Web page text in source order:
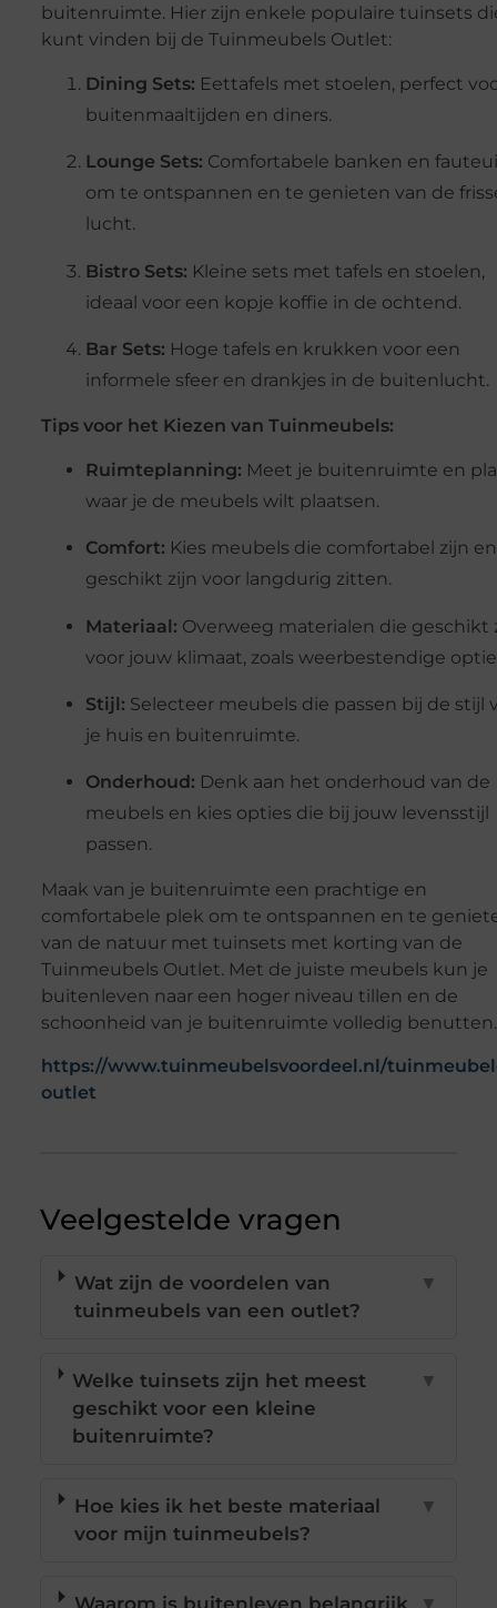
buitenruimte. Hier zijn enkele populaire tuinsets
kunt vinden bij de Tuinmeubels Outlet:
Dining Sets: Eettafels met stoelen, perfect
buitenmaaltijden en diners.
Lounge Sets: Comfortabele banken en
om te ontspannen en te genieten van de
lucht.
Bistro Sets: Kleine sets met tafels en stoelen,
ideaal voor een kopje koffie in de ochtend.
Bar Sets: Hoge tafels en krukken voor een
informele sfeer en drankjes in de buitenlucht.
Tips voor het Kiezen van Tuinmeubels:
Ruimteplanning: Meet je buitenruimte en
waar je de meubels wilt plaatsen.
Comfort: Kies meubels die comfortabel zijn en
geschikt zijn voor langdurig zitten.
Materiaal: Overweeg materialen die geschikt
voor jouw klimaat, zoals weerbestendige
Stijl: Selecteer meubels die passen bij de stijl
je huis en buitenruimte.
Onderhoud: Denk aan het onderhoud van de
meubels en kies opties die bij jouw levensstijl
passen.
Maak van je buitenruimte een prachtige en
comfortabele plek om te ontspannen en te
van de natuur met tuinsets met korting van de
Tuinmeubels Outlet. Met de juiste meubels kun je
buitenleven naar een hoger niveau tillen en de
schoonheid van je buitenruimte volledig benutten.
https://www.tuinmeubelsvoordeel.nl/
outlet
Veelgestelde vragen
Wat zijn de voordelen van
tuinmeubels van een outlet?
▼
Welke tuinsets zijn het meest
geschikt voor een kleine
buitenruimte?
▼
Hoe kies ik het beste materiaal
voor mijn tuinmeubels?
▼